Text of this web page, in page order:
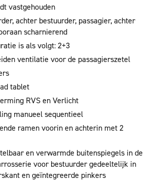
vastgehouden
achter bestuurder, passagier, achter
scharnierend
is als volgt: 2+3
ventilatie voor de passagierszetel
tablet
RVS en Verlicht
manueel sequentieel
ramen voorin en achterin met 2
en verwarmde buitenspiegels in de
voor bestuurder gedeeltelijk in
en geïntegreerde pinkers